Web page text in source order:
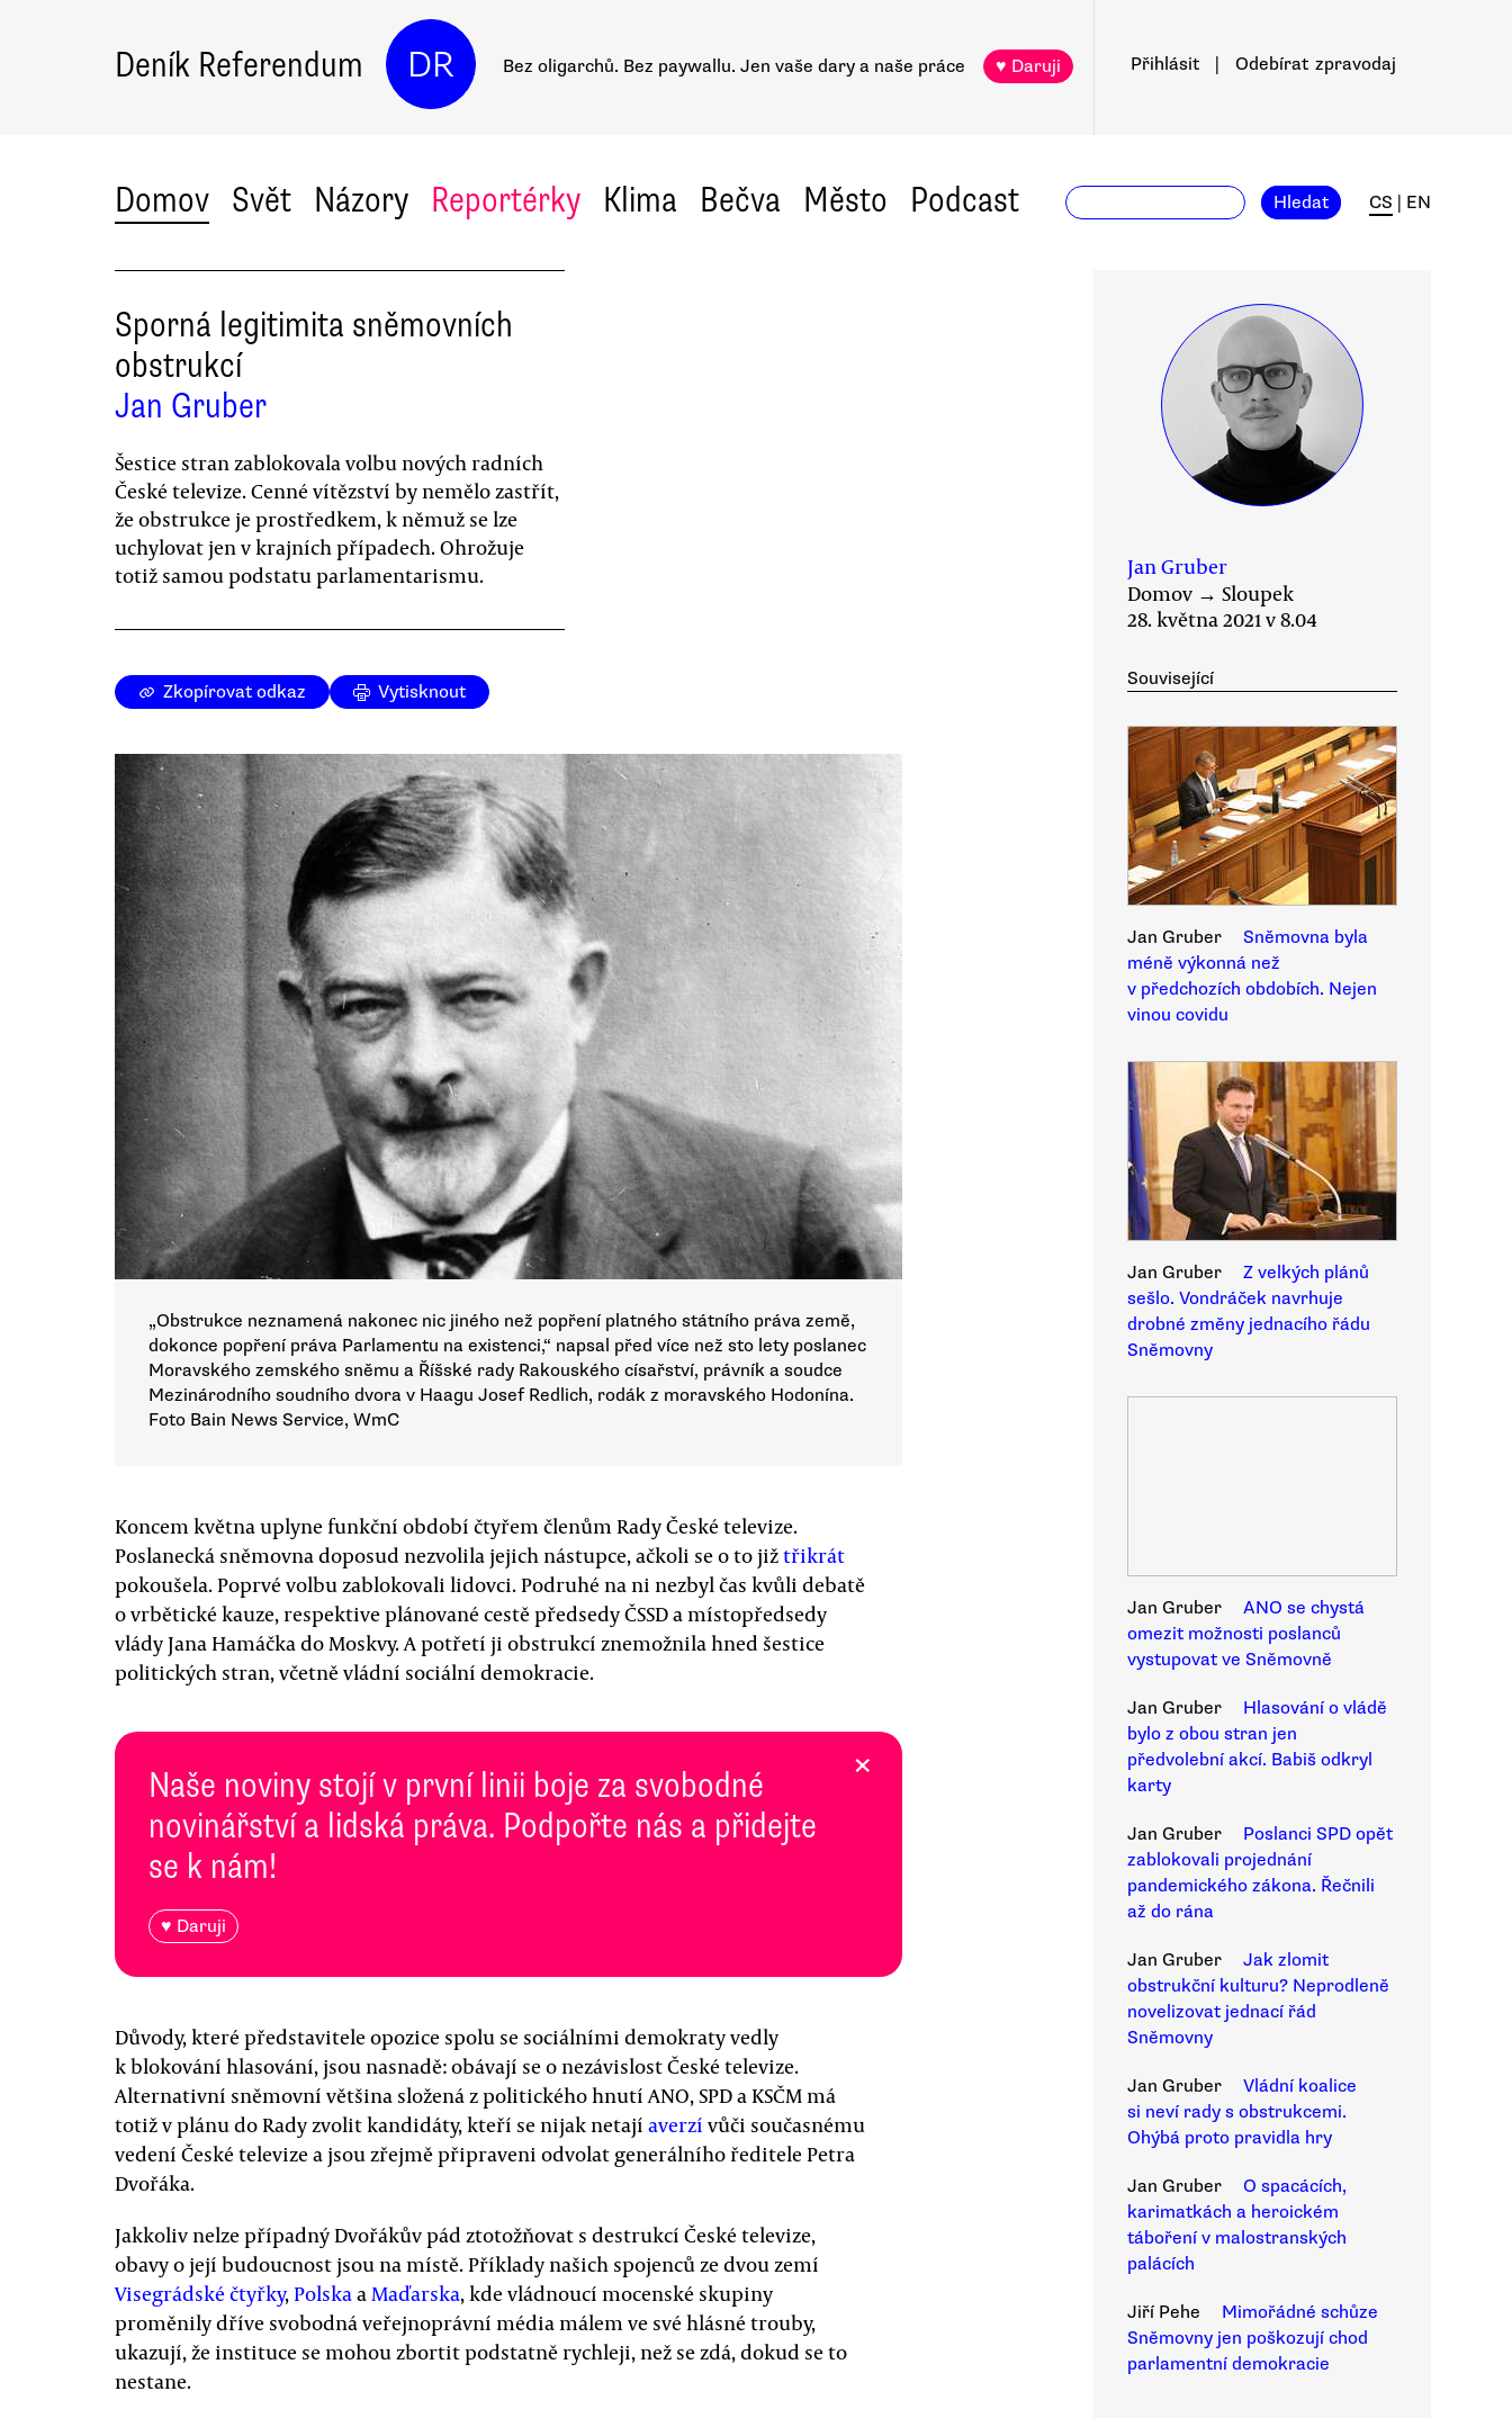
Deník Referendum DR Bez oligarchů. Bez paywallu. Jen vaše dary a naše práce ♥ Daruji Přihlásit Odebírat zpravodaj
Domov Svět Názory Reportérky Klima Bečva Město Podcast Hledat CS EN
Sporná legitimita sněmovních
obstrukcí
Jan Gruber
Šestice stran zablokovala volbu nových radních
České televize. Cenné vítězství by nemělo zastřít,
že obstrukce je prostředkem, k němuž se lze
uchylovat jen v krajních případech. Ohrožuje
totiž samou podstatu parlamentarismu.
Zkopírovat odkaz Vytisknout
„Obstrukce neznamená nakonec nic jiného než popření platného státního práva země,
dokonce popření práva Parlamentu na existenci,“ napsal před více než sto lety poslanec
Moravského zemského sněmu a Říšské rady Rakouského císařství, právník a soudce
Mezinárodního soudního dvora v Haagu Josef Redlich, rodák z moravského Hodonína.
Foto Bain News Service, WmC
Koncem května uplyne funkční období čtyřem členům Rady České televize.
Poslanecká sněmovna doposud nezvolila jejich nástupce, ačkoli se o to jižtřikrát
pokoušela. Poprvé volbu zablokovali lidovci. Podruhé na ni nezbyl čas kvůli debatě
o vrbětické kauze, respektive plánované cestě předsedy ČSSD a místopředsedy
vlády Jana Hamáčka do Moskvy. A potřetí ji obstrukcí znemožnila hned šestice
politických stran, včetně vládní sociální demokracie.
Naše noviny stojí v první linii boje za svobodné
novinářství a lidská práva. Podpořte nás a přidejte
se k nám!
♥ Daruji
×
Důvody, které představitele opozice spolu se sociálními demokraty vedly
k blokování hlasování, jsou nasnadě: obávají se o nezávislost České televize.
Alternativní sněmovní většina složená z politického hnutí ANO, SPD a KSČM má
totiž v plánu do Rady zvolit kandidáty, kteří se nijak netají averzí vůči současnému
vedení České televize a jsou zřejmě připraveni odvolat generálního ředitele Petra
Dvořáka.
Jakkoliv nelze případný Dvořákův pád ztotožňovat s destrukcí České televize,
obavy o její budoucnost jsou na místě. Příklady našich spojenců ze dvou zemí
Visegrádské čtyřky,PolskaaMaďarska, kde vládnoucí mocenské skupiny
proměnily dříve svobodná veřejnoprávní média málem ve své hlásné trouby,
ukazují, že instituce se mohou zbortit podstatně rychleji, než se zdá, dokud se to
nestane.
Jan Gruber
Domov → Sloupek
28. května 2021 v 8.04
Související
Jan Gruber
Sněmovna byla
méně výkonná než
v předchozích obdobích. Nejen
vinou covidu
Jan Gruber
Z velkých plánů
sešlo. Vondráček navrhuje
drobné změny jednacího řádu
Sněmovny
Jan Gruber
ANO se chystá
omezit možnosti poslanců
vystupovat ve Sněmovně
Jan Gruber
Hlasování o vládě
bylo z obou stran jen
předvolební akcí. Babiš odkryl
karty
Jan Gruber
Poslanci SPD opět
zablokovali projednání
pandemického zákona. Řečnili
až do rána
Jan Gruber
Jak zlomit
obstrukční kulturu? Neprodleně
novelizovat jednací řád
Sněmovny
Jan Gruber
Vládní koalice
si neví rady s obstrukcemi.
Ohýbá proto pravidla hry
Jan Gruber
O spacácích,
karimatkách a heroickém
táboření v malostranských
palácích
Jiří Pehe
Mimořádné schůze
Sněmovny jen poškozují chod
parlamentní demokracie